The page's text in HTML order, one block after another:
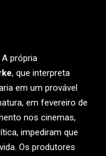
própria
, que interpreta
em um provável
em fevereiro de
nos cinemas,
impediram que
Os produtores